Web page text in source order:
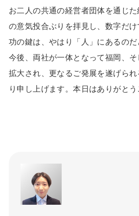
お二人の共通の経営者団体を通じ
の意気投合ぶりを拝見し、数字だけ
功の鍵は、やはり「人」にあるのだ
今後、両社が一体となって福岡、
拡大され、更なるご発展を遂げら
り申し上げます。本日はありがとう